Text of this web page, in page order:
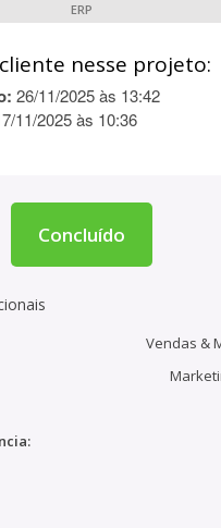
ERP
nesse projeto:
26/11/2025 às 13:42
11/2025 às 10:36
Concluído
Vendas &